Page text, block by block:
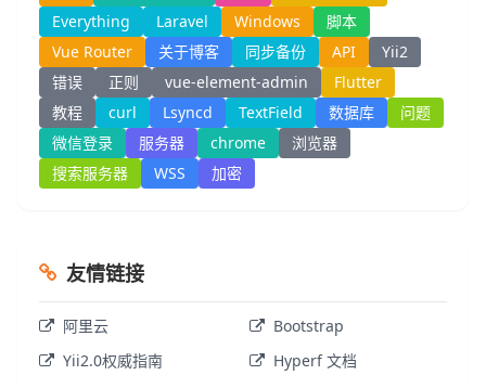
Everything
Laravel Windows
脚本
Vue Router
关于博客 同步备份 API
Yii2
错误
正则 vue-element-admin
Flutter
教程
curl Lsyncd TextField 数据库
问题
微信登录
服务器 chrome
浏览器
搜索服务器
WSS 加密
友情链接
阿里云
Bootstrap
Yii2.0权威指南
Hyperf 文档